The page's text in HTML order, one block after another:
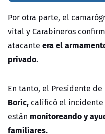
Por otra parte, el
vital y Carabineros
atacante era el
privado.
En tanto, el Presidente
Boric, calificó el incidente
están monitoreando y
familiares.